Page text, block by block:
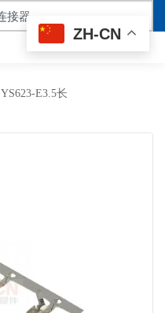
YS623-E3.5长
ZH-CN